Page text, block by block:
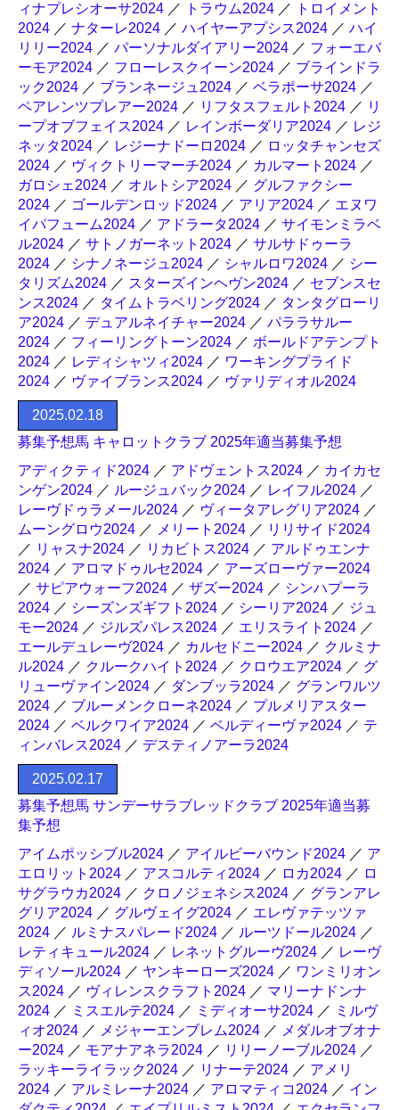
ィナプレシオーサ2024 ／ トラウム2024 ／
トロイメント
2024 ／ ナターレ2024 ／ ハイヤーアプシス2024 ／ ハイ
リリー2024 ／ パーソナルダイアリー2024 ／ フォーエバ
ーモア2024 ／ フローレスクイーン2024 ／ ブラインドラ
ック2024 ／ ブランネージュ2024 ／ ベラポーサ2024 ／
ペアレンツプレアー2024 ／ リフタスフェルト2024 ／ リ
ープオブフェイス2024 ／ レインボーダリア2024 ／ レジ
ネッタ2024 ／ レジーナドーロ2024 ／ ロッタチャンセズ
2024 ／ ヴィクトリーマーチ2024 ／ カルマート2024 ／
ガロシェ2024 ／ オルトシア2024 ／ グルファクシー
2024 ／ ゴールデンロッド2024 ／ アリア2024 ／ エヌワ
イパフューム2024 ／ アドラータ2024 ／ サイモンミラベ
ル2024 ／ サトノガーネット2024 ／ サルサドゥーラ
2024 ／ シナノネージュ2024 ／ シャルロワ2024 ／ シー
タリズム2024 ／ スターズインヘヴン2024 ／ セブンスセ
ンス2024 ／ タイムトラベリング2024 ／ タンタグローリ
ア2024 ／ デュアルネイチャー2024 ／ パララサルー
2024 ／ フィーリングトーン2024 ／ ボールドアテンプト
2024 ／ レディシャツィ2024 ／ ワーキングプライド
2024 ／ ヴァイブランス2024 ／ ヴァリディオル2024
2025.02.18
募集予想馬 キャロットクラブ 2025年適当募集予想
アディクティド2024 ／ アドヴェントス2024 ／ カイカセ
ンゲン2024 ／ ルージュバック2024 ／ レイフル2024 ／
レーヴドゥラメール2024 ／ ヴィータアレグリア2024 ／
ムーングロウ2024 ／ メリート2024 ／ リリサイド2024
／ リャスナ2024 ／ リカビトス2024 ／ アルドゥエンナ
2024 ／ アロマドゥルセ2024 ／ アーズローヴァー2024
／ サピアウォーフ2024 ／ ザズー2024 ／ シンハプーラ
2024 ／ シーズンズギフト2024 ／ シーリア2024 ／ ジュ
モー2024 ／ ジルズパレス2024 ／ エリスライト2024 ／
エールデュレーヴ2024 ／ カルセドニー2024 ／ クルミナ
ル2024 ／ クルークハイト2024 ／ クロウエア2024 ／ グ
リューヴァイン2024 ／ ダンブッラ2024 ／ グランワルツ
2024 ／ ブルーメンクローネ2024 ／ プルメリアスター
2024 ／ ベルクワイア2024 ／ ベルディーヴァ2024 ／ テ
ィンバレス2024 ／ デスティノアーラ2024
2025.02.17
募集予想馬 サンデーサラブレッドクラブ 2025年適当募
集予想
アイムポッシブル2024 ／ アイルビーバウンド2024 ／ ア
エロリット2024 ／ アスコルティ2024 ／ ロカ2024 ／ ロ
サグラウカ2024 ／ クロノジェネシス2024 ／ グランアレ
グリア2024 ／ グルヴェイグ2024 ／ エレヴァテッツァ
2024 ／ ルミナスパレード2024 ／ ルーツドール2024 ／
レティキュール2024 ／ レネットグルーヴ2024 ／ レーヴ
ディソール2024 ／ ヤンキーローズ2024 ／ ワンミリオン
ス2024 ／ ヴィレンスクラフト2024 ／ マリーナドンナ
2024 ／ ミスエルテ2024 ／ ミディオーサ2024 ／ ミルヴ
ィオ2024 ／ メジャーエンブレム2024 ／ メダルオブオナ
ー2024 ／ モアナアネラ2024 ／ リリーノーブル2024 ／
ラッキーライラック2024 ／ リナーテ2024 ／ アメリ
2024 ／ アルミレーナ2024 ／ アロマティコ2024 ／ イン